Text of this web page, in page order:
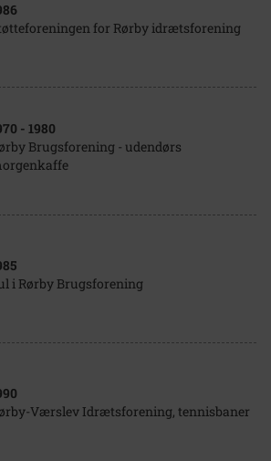
for Rørby idrætsforening
- 1980
Brugsforening - udendørs
i Rørby Brugsforening
Værslev Idrætsforening, tennisbaner